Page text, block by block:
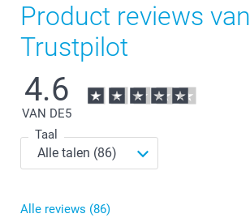
Product reviews van
Trustpilot
4.6
VAN DE5
Taal
Alle reviews (86)